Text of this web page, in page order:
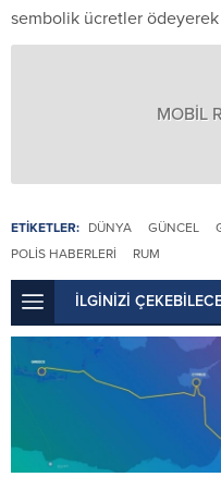
sembolik ücretler ödeyerek
MOBİL
ETİKETLER: DÜNYA GÜNCEL
POLIS HABERLERI
RUM
İLGİNİZİ